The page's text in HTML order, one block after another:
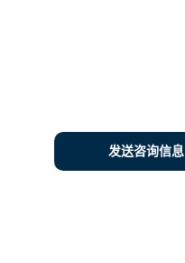
发送咨询信息